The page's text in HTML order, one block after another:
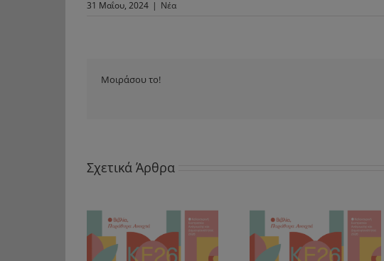
31 Μαΐου, 2024 | Νέα
Μοιράσου το!
Σχετικά Άρθρα
«Δεν είναι ίδια όλα τα
ΠΡΟΓΡΑΜΜΑ